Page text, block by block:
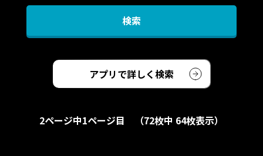
アプリで詳しく検索
2ページ中1ページ目 （72枚中 64枚表示）